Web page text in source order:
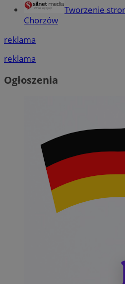
Tworzenie
Chorzów
reklama
reklama
Ogłoszenia